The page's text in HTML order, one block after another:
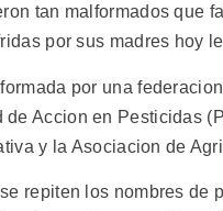
tan malformados que
por sus madres hoy
por una
de Accion en Pesticidas
y la Asociacion de
repiten los nombres de